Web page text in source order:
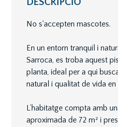
No s'accepten mascotes.
En un entorn tranquil i
Sarroca, es troba aquest
planta, ideal per a qui
natural i qualitat de vida
L’habitatge compta amb
aproximada de 72 m² i